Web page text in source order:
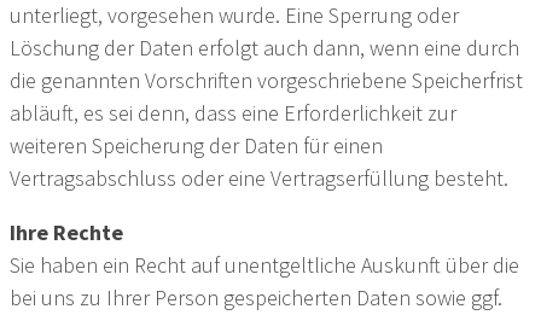
unterliegt, vorgesehen wurde. Eine Sperrung oder
Löschung der Daten erfolgt auch dann, wenn eine durch
die genannten Vorschriften vorgeschriebene Speicherfrist
abläuft, es sei denn, dass eine Erforderlichkeit zur
weiteren Speicherung der Daten für einen
Vertragsabschluss oder eine Vertragserfüllung besteht.
Ihre Rechte
Sie haben ein Recht auf unentgeltliche Auskunft über die
bei uns zu Ihrer Person gespeicherten Daten sowie ggf.